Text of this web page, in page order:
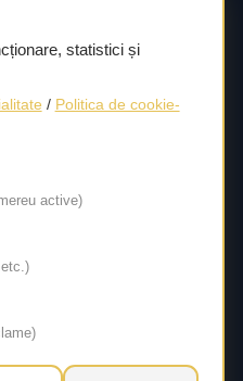
tehnică
pentru alegerea pieselor
sau întreținerii corecte.
astfel încât să aveți
întârzieri.
statistici și
/ Politica de cookie-
active)